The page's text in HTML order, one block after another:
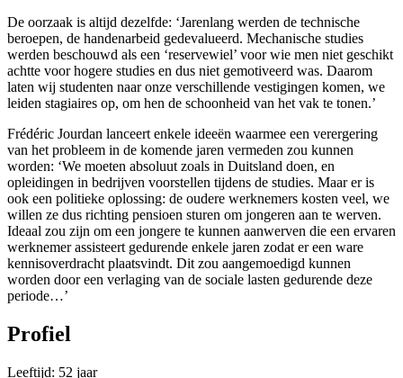
De oorzaak is altijd dezelfde: ‘Jarenlang werden de technische
beroepen, de handenarbeid gedevalueerd. Mechanische studies
werden beschouwd als een ‘reservewiel’ voor wie men niet geschikt
achtte voor hogere studies en dus niet gemotiveerd was. Daarom
laten wij studenten naar onze verschillende vestigingen komen, we
leiden stagiaires op, om hen de schoonheid van het vak te tonen.’
Frédéric Jourdan lanceert enkele ideeën waarmee een verergering
van het probleem in de komende jaren vermeden zou kunnen
worden: ‘We moeten absoluut zoals in Duitsland doen, en
opleidingen in bedrijven voorstellen tijdens de studies. Maar er is
ook een politieke oplossing: de oudere werknemers kosten veel, we
willen ze dus richting pensioen sturen om jongeren aan te werven.
Ideaal zou zijn om een jongere te kunnen aanwerven die een ervaren
werknemer assisteert gedurende enkele jaren zodat er een ware
kennisoverdracht plaatsvindt. Dit zou aangemoedigd kunnen
worden door een verlaging van de sociale lasten gedurende deze
periode…’
Profiel
Leeftijd: 52 jaar